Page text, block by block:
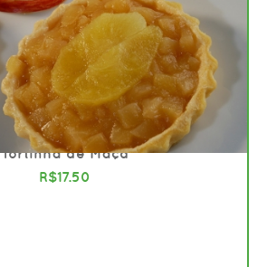
701
Tortinha de Maçã
R$17.50